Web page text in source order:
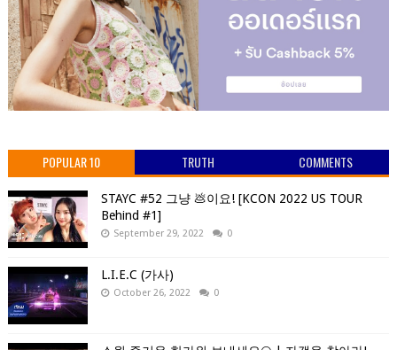
POPULAR 10 TRUTH COMMENTS
STAYC #52 그냥 💩이요! [KCON 2022 US TOUR
Behind #1]
September 29, 2022 0
L.I.E.C (가사)
October 26, 2022 0